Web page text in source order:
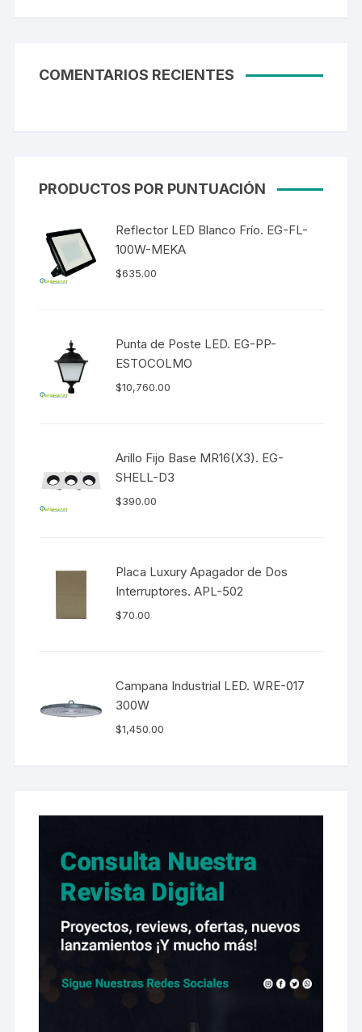
COMENTARIOS RECIENTES
PRODUCTOS POR PUNTUACIÓN
Reflector LED Blanco Frío. EG-FL-
100W-MEKA
$635.00
Punta de Poste LED. EG-PP-
ESTOCOLMO
$10,760.00
Arillo Fijo Base MR16(X3). EG-
SHELL-D3
$390.00
Placa Luxury Apagador de Dos
Interruptores. APL-502
$70.00
Campana Industrial LED. WRE-017
300W
$1,450.00